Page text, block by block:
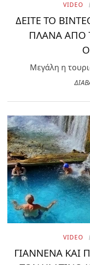
VIDEO
ΔΕΙΤΕ ΤΟ
ΠΛΑΝΑ ΑΠΟ
Μεγάλη η
VIDEO
ΓΙΑΝΝΕΝΑ ΚΑΙ